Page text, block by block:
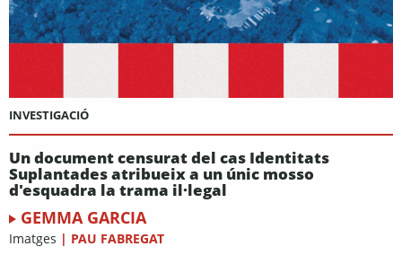
INVESTIGACIÓ
Un document censurat del cas Identitats
Suplantades atribueix a un únic mosso
d'esquadra la trama il·legal
GEMMA GARCIA
Imatges | PAU FABREGAT